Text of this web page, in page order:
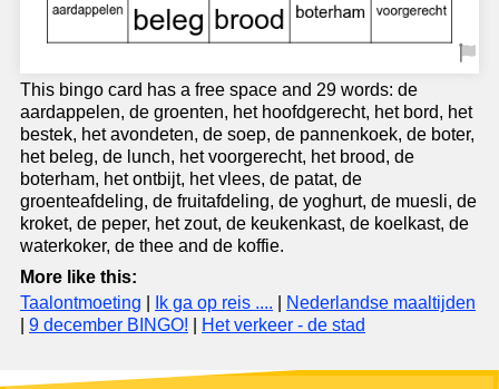
This bingo card has a free space and 29 words: de
aardappelen, de groenten, het hoofdgerecht, het bord, het
bestek, het avondeten, de soep, de pannenkoek, de boter,
het beleg, de lunch, het voorgerecht, het brood, de
boterham, het ontbijt, het vlees, de patat, de
groenteafdeling, de fruitafdeling, de yoghurt, de muesli, de
kroket, de peper, het zout, de keukenkast, de koelkast, de
waterkoker, de thee and de koffie.
More like this:
Taalontmoeting
Ik ga op reis ....
Nederlandse maaltijden
9 december BINGO! Het verkeer - de stad